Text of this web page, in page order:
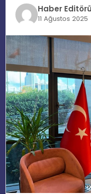
EĞITIM
MAGAZIN
SPOR
YAŞAM
Haber Editörü
11 Ağustos 2025